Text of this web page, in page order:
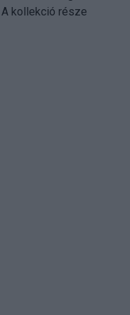
kollekció része